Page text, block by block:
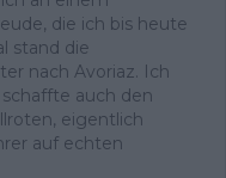
die ich bis heute
stand die
nach Avoriaz. Ich
auch den
eigentlich
auf echten